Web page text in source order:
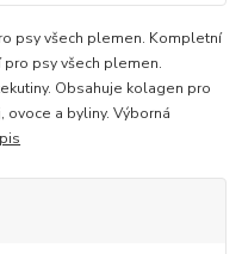
psy všech plemen. Kompletní
pro psy všech plemen.
Obsahuje kolagen pro
a byliny. Výborná